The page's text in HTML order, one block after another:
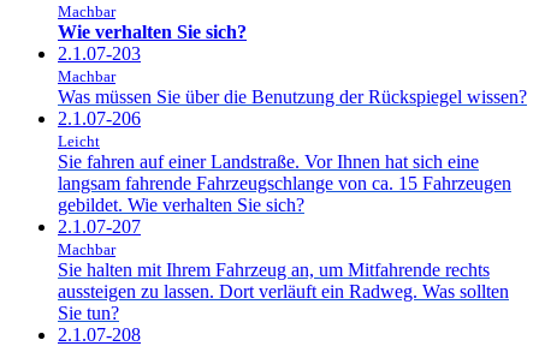
Machbar
Wie verhalten Sie sich?
2.1.07-203
Machbar
Was müssen Sie über die Benutzung der Rückspiegel wissen?
2.1.07-206
Leicht
Sie fahren auf einer Landstraße. Vor Ihnen hat sich eine
langsam fahrende Fahrzeugschlange von ca. 15 Fahrzeugen
gebildet. Wie verhalten Sie sich?
2.1.07-207
Machbar
Sie halten mit Ihrem Fahrzeug an, um Mitfahrende rechts
aussteigen zu lassen. Dort verläuft ein Radweg. Was sollten
Sie tun?
2.1.07-208